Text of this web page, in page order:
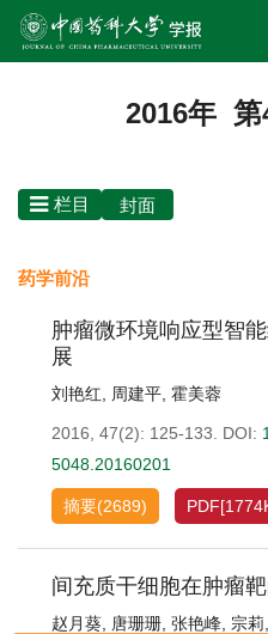
2016年
栏目 封面
药学前沿
肿瘤微环境响应型智
展
刘艳红 周建平 霍美蓉
2016, 47(2): 125-133. DOI:
5048.20160201
摘要(2689) PDF[
间充质干细胞在肿瘤
赵月葵 唐珊珊 张艳峰 宗莉